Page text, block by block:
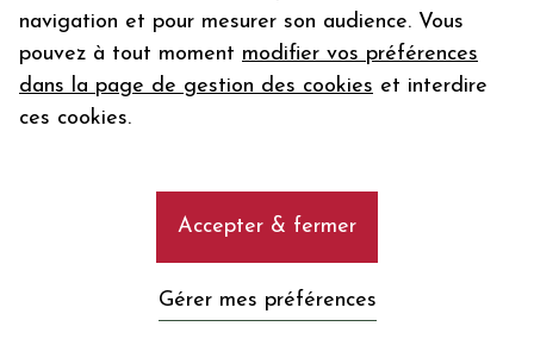
navigation et pour mesurer son audience. Vous
pouvez à tout moment modifier vos préférences
dans la page de gestion des cookies et interdire
ces cookies.
Accepter & fermer
Gérer mes préférences
Votre
email
En m’abonnant, j’accepte de recevoir la newsletter de la